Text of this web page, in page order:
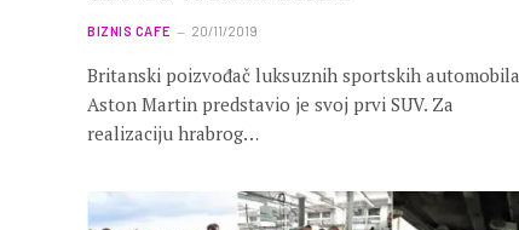
BIZNIS CAFE 20/11/2019
Britanski poizvođač luksuznih sportskih automobila
Aston Martin predstavio je svoj prvi SUV. Za
realizaciju hrabrog…